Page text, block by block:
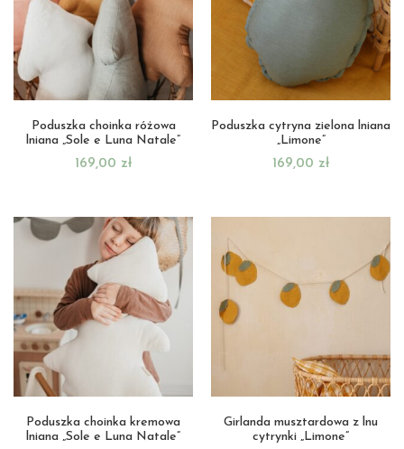
Poduszka choinka różowa
lniana „Sole e Luna Natale”
169,00 zł
Poduszka cytryna zielona lniana
„Limone”
169,00 zł
Poduszka choinka kremowa
lniana „Sole e Luna Natale”
Girlanda musztardowa z lnu
cytrynki „Limone”